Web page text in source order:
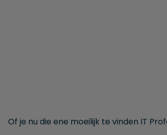
Of je nu die ene moeilijk te vinden IT